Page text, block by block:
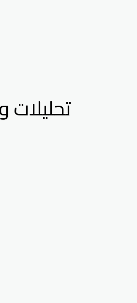
تحليلات